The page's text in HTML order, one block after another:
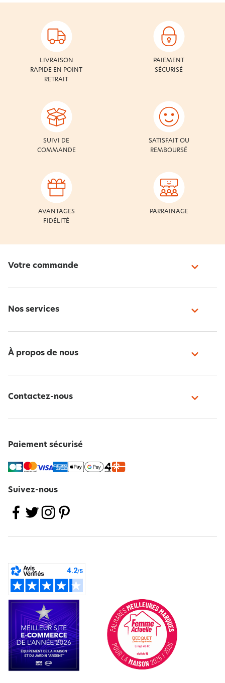
LIVRAISON
RAPIDE EN POINT
RETRAIT
PAIEMENT
SÉCURISÉ
SUIVI DE
COMMANDE
SATISFAIT OU
REMBOURSÉ
AVANTAGES
FIDÉLITÉ
PARRAINAGE
Votre commande
Nos services
À propos de nous
Contactez-nous
Paiement sécurisé
Suivez-nous